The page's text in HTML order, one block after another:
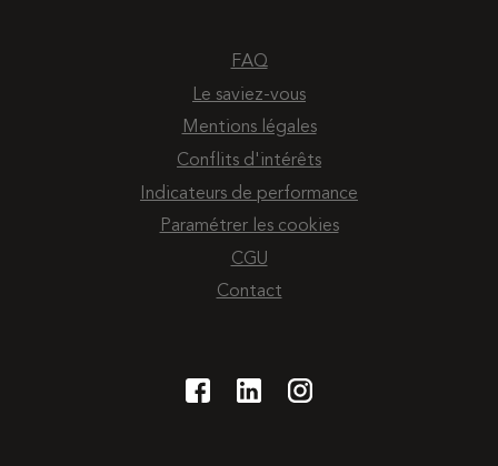
FAQ
Le saviez-vous
Mentions légales
Conflits d'intérêts
Indicateurs de performance
Paramétrer les cookies
CGU
Contact